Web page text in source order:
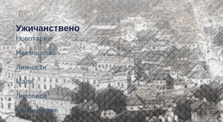
Ужичанствено
Новотарије
Неимарство
Личности
Мапе
Летописи
Калеидоскоп